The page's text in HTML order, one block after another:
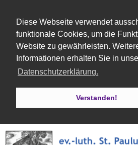
Diese Webseite verwendet
funktionale Cookies, um die
Website zu gewährleisten.
Informationen erhalten Sie in
Datenschutzerklärung.
Verstanden!